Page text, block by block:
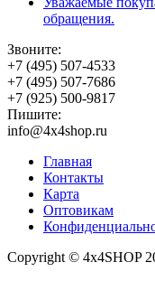
обращения.
Звоните:
+7 (495) 507-4533
+7 (495) 507-7686
+7 (925) 500-9817
Пишите:
info@4x4shop.ru
Главная
Контакты
Карта
Оптовикам
Copyright © 4x4SHOP